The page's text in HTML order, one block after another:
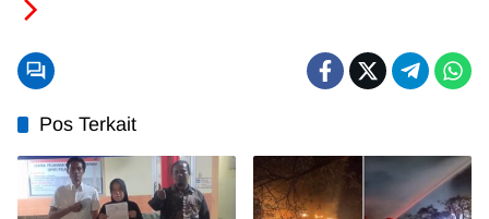
Pos Terkait